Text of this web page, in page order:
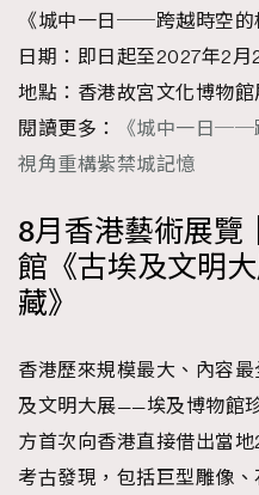
《城中一日──跨越時空的
日期：即日起至2027年2月
地點：香港故宮文化博物館
閱讀更多：
《城中一日──
視角重構紫禁城記憶
8月香港藝術展覽
館《古埃及文明
藏》
香港歷來規模最大、內容
及文明大展——埃及博物館
方首次向香港直接借出當
考古發現，包括巨型雕像